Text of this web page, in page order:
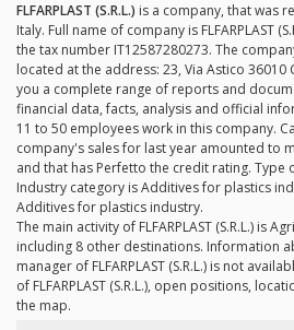
FLFARPLAST (S.R.L.) is a company, that was
Italy. Full name of company is FLFARPLAST
the tax number IT12587280273. The company
located at the address: 23, Via Astico 36010
you a complete range of reports and
financial data, facts, analysis and official
11 to 50 employees work in this company.
company's sales for last year amounted to
and that has Perfetto the credit rating. Type
Industry category is Additives for plastics
Additives for plastics industry.
The main activity of FLFARPLAST (S.R.L.) is
including 8 other destinations. Information
manager of FLFARPLAST (S.R.L.) is not
of FLFARPLAST (S.R.L.), open positions,
the map.